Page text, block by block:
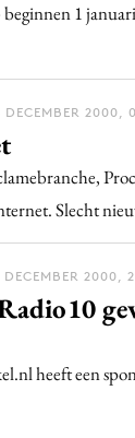
1
2000,
Slecht
2000,
heeft een